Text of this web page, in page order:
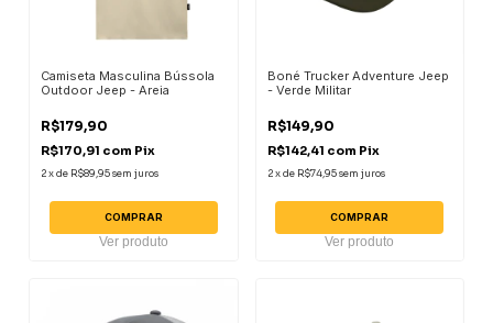
Camiseta Masculina Bússola
Outdoor Jeep - Areia
R$179,90
R$170,91 com Pix
2xde R$89,95sem juros
COMPRAR
Ver produto
Boné Trucker Adventure Jeep
- Verde Militar
R$149,90
R$142,41 com Pix
2 xde R$74,95 sem juros
COMPRAR
Ver produto